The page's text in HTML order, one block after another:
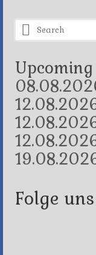
Search
for:
Upcoming
Folge